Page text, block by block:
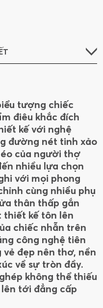
tượng chiếc
điêu khắc đích
kế với nghệ
đường nét tinh xảo
của người thợ
nhiều lựa chọn
với mọi phong
cùng nhiều phụ
thân thấp gắn
thiết kế tôn lên
chiếc nhẫn trên
công nghệ tiên
đẹp nên thơ, nền
về sự tròn đầy.
không thể thiếu
tới đẳng cấp